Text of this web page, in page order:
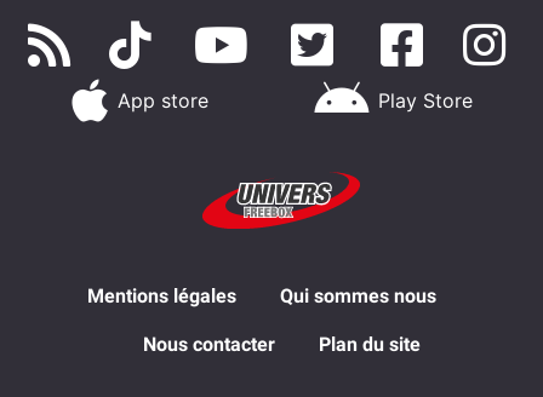
App store Play Store
Mentions légales Qui sommes nous
Nous contacter Plan du site